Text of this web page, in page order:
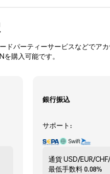
ドパーティーサービスなどで
購入可能です。
銀行振込
サポート:
通貨USD/EUR/
最低手数料0.08%